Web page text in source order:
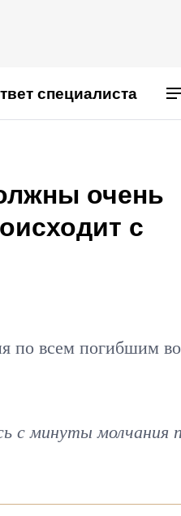
специалиста
очень
с
по всем погибшим во
с минуты молчания